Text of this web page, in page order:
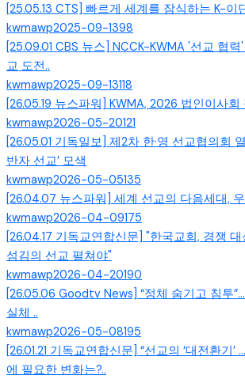
[25.05.13 CTS] 빠르게 세계를 잠식하는 K-이
kwmawp2025-09-1398
[25.09.01 CBS 뉴스] NCCK-KWMA '선교 협
교 도전..
kwmawp2025-09-13118
[26.05.19 뉴스파워] KWMA, 2026 법인이사회
kwmawp2026-05-20121
[26.05.01 기독일보] 제2차 한·영 선교협의회
반자 선교’ 모색
kwmawp2026-05-05135
[26.04.07 뉴스파워] 세계 선교의 다음세대,
kwmawp2026-04-09175
[26.04.17 기독교연합신문] "한국교회, 경쟁
섬김의 선교 펼쳐야"
kwmawp2026-04-20190
[26.05.06 Goodtv News] “정체 숨기고 침투
실체 ..
kwmawp2026-05-08195
[26.01.21 기독교연합신문] “선교의 ‘대전환기’
에 필요한 변화는?..